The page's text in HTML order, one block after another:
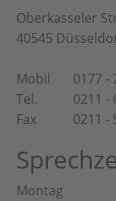
Oberkasseler
40545
Mobil
0177 -
Tel.
0211 -
Fax
0211 -
Montag